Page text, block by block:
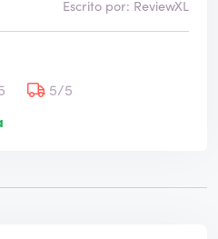
Escrito por: ReviewXL
5/5